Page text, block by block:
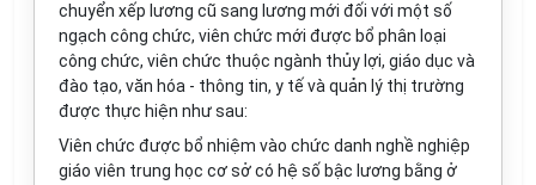
chuyển xếp lương cũ sang lương mới đối với một số
ngạch công chức, viên chức mới được bổ phân loại
công chức, viên chức thuộc ngành thủy lợi, giáo dục và
đào tạo, văn hóa - thông tin, y tế và quản lý thị trường
được thực hiện như sau:
Viên chức được bổ nhiệm vào chức danh nghề nghiệp
giáo viên trung học cơ sở có hệ số bậc lương bằng ở